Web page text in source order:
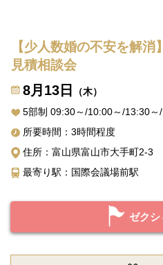
【少人数婚の不安を解
見積相談会
8月13日
（木）
5部制 09:30～/10:00～/13:30～
所要時間：3時間程度
住所：富山県富山市大手町2-3
最寄り駅：国際会議場前駅
ゼクシ